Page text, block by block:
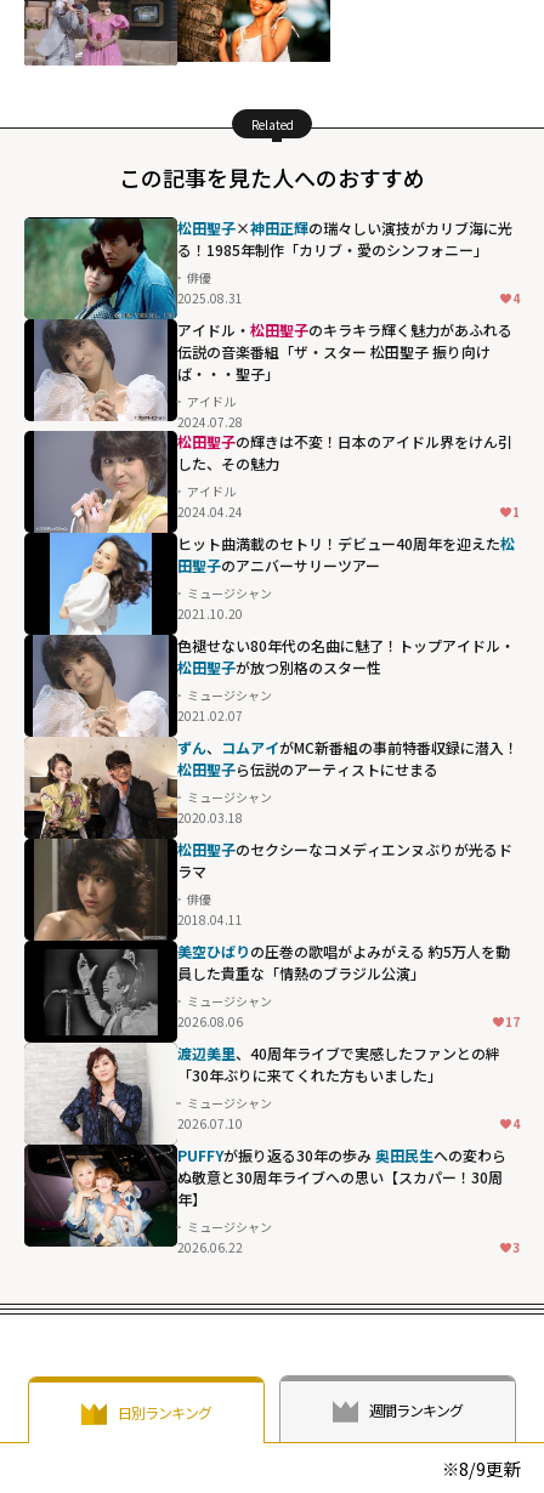
Related
この記事を見た人へのおすすめ
松田聖子×神田正輝の瑞々しい演技がカリブ海に光
る！1985年制作「カリブ・愛のシンフォニー」
俳優
2025.08.31
4
アイドル・ 松田聖子のキラキラ輝く魅力があふれる
伝説の音楽番組「ザ・スター 松田聖子 振り向け
ば・・・聖子」
アイドル
2024.07.28
松田聖子の輝きは不変！日本のアイドル界をけん引
した、その魅力
アイドル
2024.04.24
1
ヒット曲満載のセトリ！デビュー40周年を迎えた松
田聖子のアニバーサリーツアー
ミュージシャン
2021.10.20
色褪せない80年代の名曲に魅了！トップアイドル・
松田聖子が放つ別格のスター性
ミュージシャン
2021.02.07
ずん、 コムアイがMC新番組の事前特番収録に潜入！
松田聖子ら伝説のアーティストにせまる
ミュージシャン
2020.03.18
松田聖子のセクシーなコメディエンヌぶりが光るド
ラマ
俳優
2018.04.11
美空ひばりの圧巻の歌唱がよみがえる 約5万人を動
員した貴重な「情熱のブラジル公演」
ミュージシャン
2026.08.06
17
渡辺美里、40周年ライブで実感したファンとの絆
「30年ぶりに来てくれた方もいました」
ミュージシャン
2026.07.10
4
PUFFYが振り返る30年の歩み奥田民生への変わら
ぬ敬意と30周年ライブへの思い【スカパー！30周
年】
ミュージシャン
2026.06.22
3
日別ランキング 週間ランキング
※8/9更新